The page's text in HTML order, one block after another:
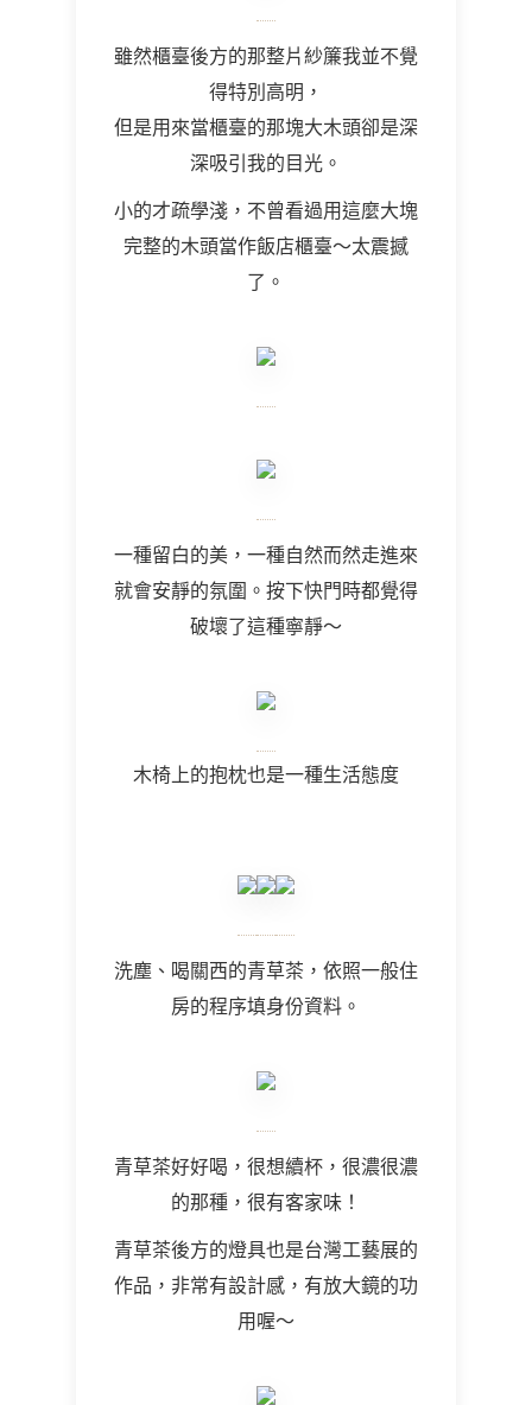
雖然櫃臺後方的那整片紗簾我並不覺
得特別高明，
但是用來當櫃臺的那塊大木頭卻是深
深吸引我的目光。
小的才疏學淺，不曾看過用這麼大塊
完整的木頭當作飯店櫃臺～太震撼
了。
一種留白的美，一種自然而然走進來
就會安靜的氛圍。按下快門時都覺得
破壞了這種寧靜～
木椅上的抱枕也是一種生活態度
洗塵、喝關西的青草茶，依照一般住
房的程序填身份資料。
青草茶好好喝，很想續杯，很濃很濃
的那種，很有客家味！
青草茶後方的燈具也是台灣工藝展的
作品，非常有設計感，有放大鏡的功
用喔～